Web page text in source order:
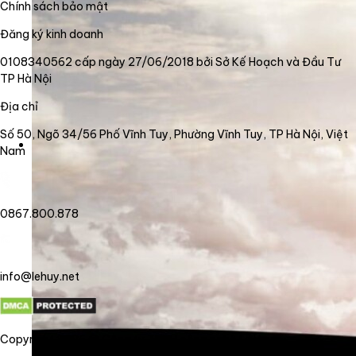
Chính sách bảo mật
Đăng ký kinh doanh
0108340562 cấp ngày 27/06/2018 bởi Sở Kế Hoạch và Đầu Tư
TP Hà Nội
Địa chỉ
Số 50, Ngõ 34/56 Phố Vĩnh Tuy, Phường Vĩnh Tuy, TP Hà Nội, Việt
Nam
0867.800.878
info@lehuy.net
Copyright 2026 @ Công ty TNHH công nghệ Lê Huy